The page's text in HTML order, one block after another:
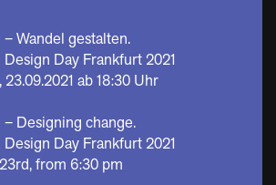
– Wandel gestalten.
Day Frankfurt 2021
ab 18:30 Uhr
– Designing change.
Day Frankfurt 2021
from 6:30 pm